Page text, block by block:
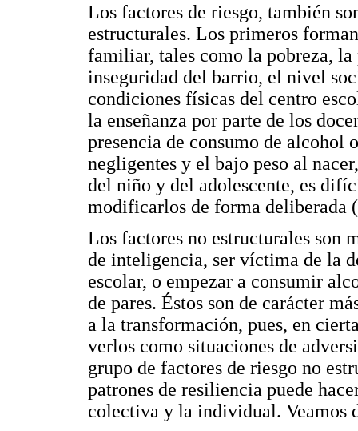
Los factores de riesgo, también
estructurales. Los primeros
familiar, tales como la pobreza,
inseguridad del barrio, el nivel
condiciones físicas del centro
la enseñanza por parte de los
presencia de consumo de alcohol
negligentes y el bajo peso al
del niño y del adolescente, es
modificarlos de forma deliberada
Los factores no estructurales son
de inteligencia, ser víctima de la
escolar, o empezar a consumir
de pares. Éstos son de carácter
a la transformación, pues, en
verlos como situaciones de
grupo de factores de riesgo no
patrones de resiliencia puede
colectiva y la individual. Veamos